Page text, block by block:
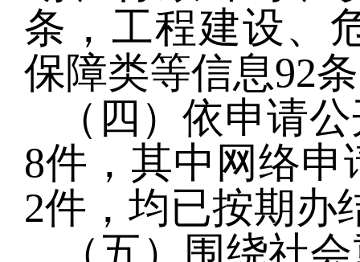
条，工程建设、
保障类等信息92
（四）依申请
8件，其中网络
2件，均已按期办
（五）围绕社